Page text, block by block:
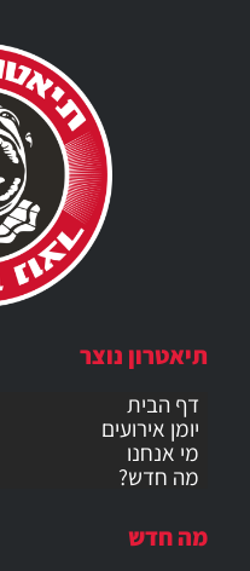
תיאטרון נוצר
דף הבית
יומן אירועים
מי אנחנו
מה חדש?
מה חדש